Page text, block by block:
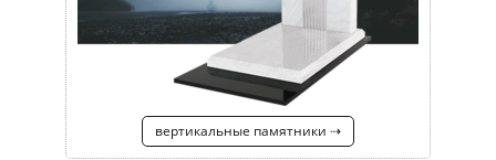
вертикальные памятники ⇢